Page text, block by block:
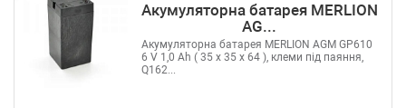
Акумуляторна батарея MERLION
AG...
Акумуляторна батарея MERLION AGM GP610
6 V 1,0 Ah ( 35 x 35 x 64 ), клеми під паяння,
Q162...